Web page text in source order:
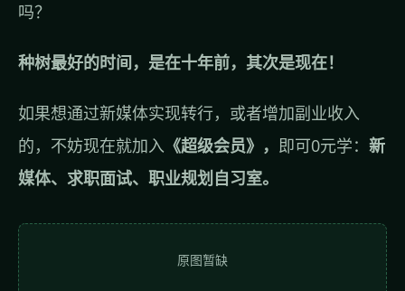
吗？
种树最好的时间，是在十年前，其次是现在！
如果想通过新媒体实现转行，或者增加副业收入
的，不妨现在就加入 《超级会员》， 即可0元学： 新
媒体、求职面试、职业规划自习室。
原图暂缺